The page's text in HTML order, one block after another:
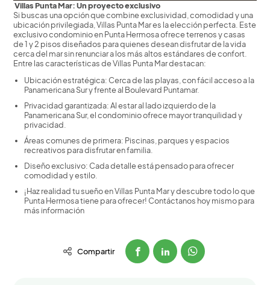
Villas Punta Mar: Un proyecto exclusivo
Si buscas una opción que combine exclusividad, comodidad y una
ubicación privilegiada, Villas Punta Mar es la elección perfecta. Este
exclusivo condominio en Punta Hermosa ofrece terrenos y casas
de 1 y 2 pisos diseñados para quienes desean disfrutar de la vida
cerca del mar sin renunciar a los más altos estándares de confort.
Entre las características de Villas Punta Mar destacan:
Ubicación estratégica: Cerca de las playas, con fácil acceso a la
Panamericana Sur y frente al Boulevard Puntamar.
Privacidad garantizada: Al estar al lado izquierdo de la
Panamericana Sur, el condominio ofrece mayor tranquilidad y
privacidad.
Áreas comunes de primera: Piscinas, parques y espacios
recreativos para disfrutar en familia.
Diseño exclusivo: Cada detalle está pensado para ofrecer
comodidad y estilo.
¡Haz realidad tu sueño en Villas Punta Mar y descubre todo lo que
Punta Hermosa tiene para ofrecer! Contáctanos hoy mismo para
más información
Compartir